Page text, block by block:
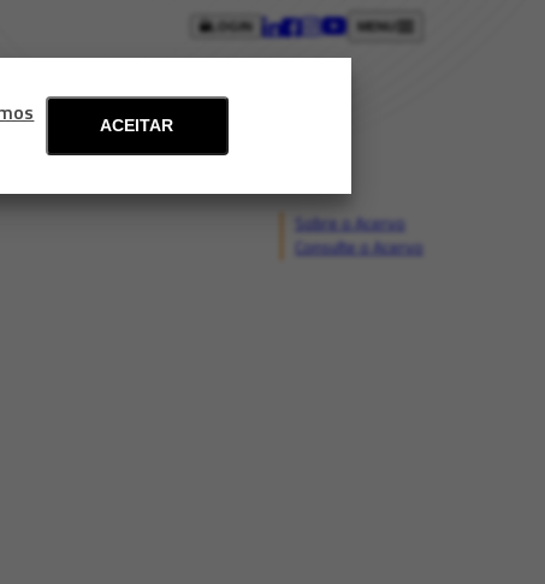
ACEITAR
LOGIN
Sobre o Acervo
Consulte o Acervo